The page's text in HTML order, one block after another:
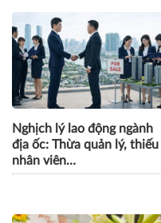
Nghịch lý lao động ngành
địa ốc: Thừa quản lý, thiếu
nhân viên…